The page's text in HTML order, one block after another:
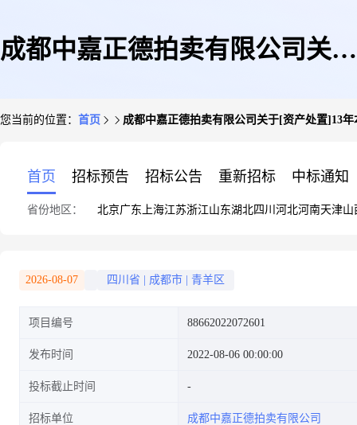
成都中嘉正德拍卖有限公司关于
州]的公告(第一次)
您当前的位置： 首页 成都中嘉正德拍卖有限公司关于[资产处置]13
首页 招标预告 招标公告 重新招标 中标通知
省份地区： 北京广东 上海江苏浙江山东湖北四川 河北河南天津山
2026-08-07 四川省 成都市 青羊区
项目编号 88662022072601
发布时间 2022-08-06 00:00:00
投标截止时间
招标单位 成都中嘉正德拍卖有限公司